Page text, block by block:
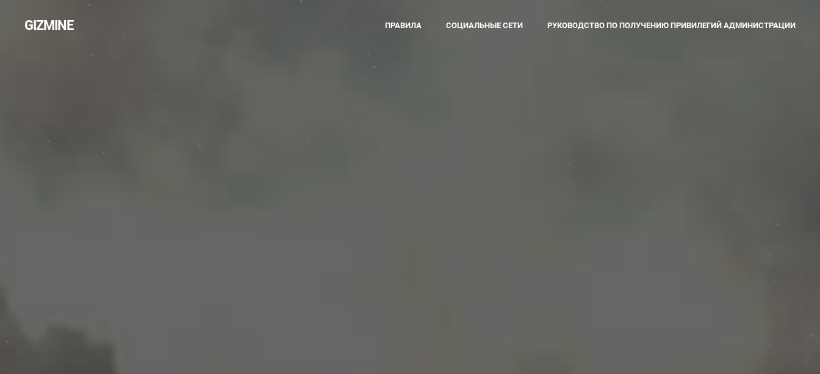
GIZMINE ПРАВИЛА СОЦИАЛЬНЫЕ СЕТИ РУКОВОДСТВО ПО ПОЛУЧЕНИЮ ПРИВИЛЕГИЙ АДМИНИСТРАЦИИ